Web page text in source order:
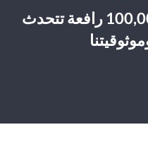
سجل حافل: أكثر من 100,000 رافعة تتحدث